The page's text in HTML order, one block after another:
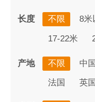
长度 不限 8米
17-22米
产地 不限 中国
法国 英国